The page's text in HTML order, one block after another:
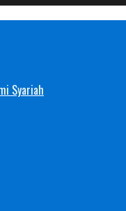
Syariah